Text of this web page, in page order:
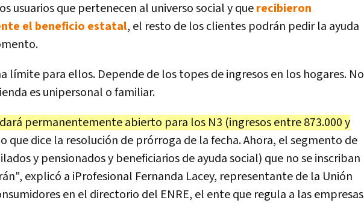
usuarios que pertenecen al universo social y querecibieron
el beneficio estatal, el resto de los clientes podrán pedir la ayuda
límite para ellos. Depende de los topes de ingresos en los hogares. No
es unipersonal o familiar.
permanentemente abierto para los N3 (ingresos entre 873.000 y
que dice la resolución de prórroga de la fecha. Ahora, el segmento de
y pensionados y beneficiarios de ayuda social) que no se inscriban
explicó a iProfesional Fernanda Lacey, representante de la Unión
en el directorio del ENRE, el ente que regula a las empresas